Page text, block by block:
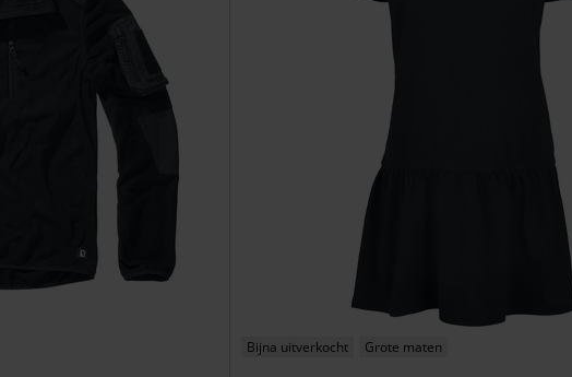
Bijna uitverkocht Grote maten